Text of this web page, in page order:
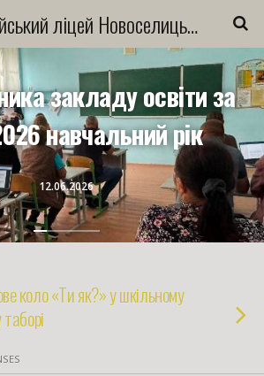
Зеленогайський ліцей Новоселицької міської ради
12.06.2026
закладу освіти за
навчальний рік
коло «Ти як?» у шкільному